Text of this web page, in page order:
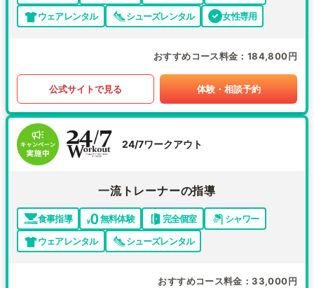
ウェアレンタル
シューズレンタル 女性専用
おすすめコース料金 184,800円
公式サイトで見る 体験・相談予約
24/7ワークアウト
一流トレーナーの指導
食事指導 無料体験 完全個室
シャワー
ウェアレンタル
シューズレンタル
おすすめコース料金 33,000円